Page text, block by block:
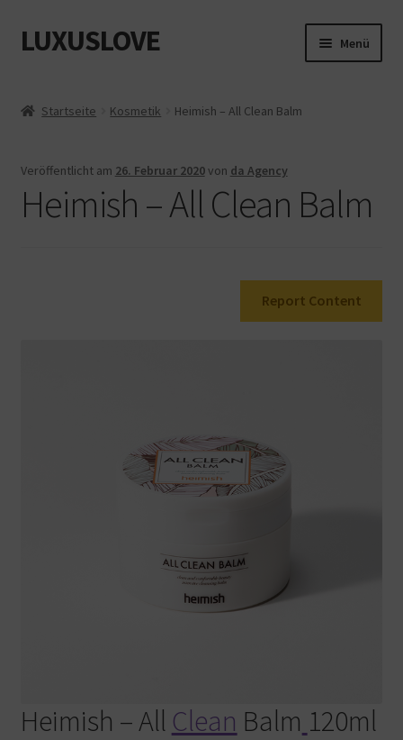
Zur
Navigation
Zum
Inhalt
LUXUSLOVE Menü
Startseite Kosmetik Heimish – All Clean Balm
Veröffentlicht am 26. Februar 2020von da Agency
Heimish – All Clean Balm
Report Content
Heimish – All Clean Balm 120ml